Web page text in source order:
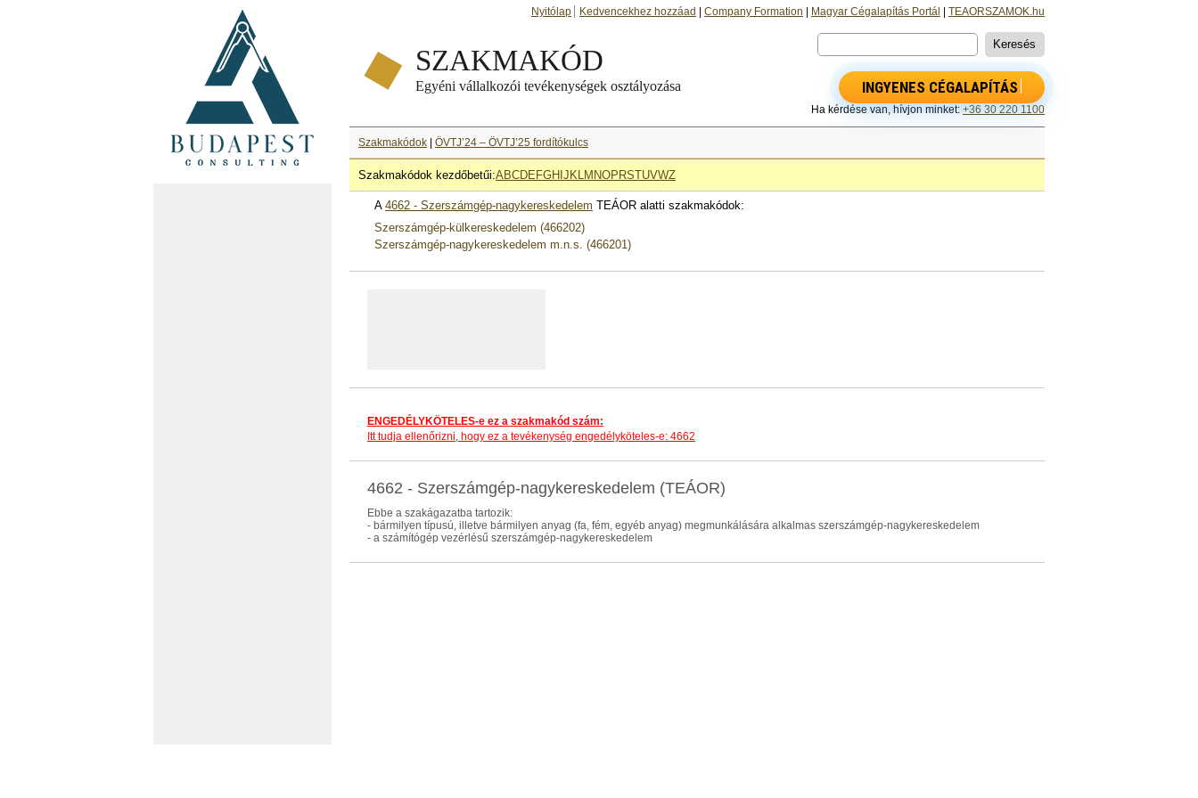
Nyitólap Kedvencekhez hozzáad Company Formation Magyar Cégalapítás Portál TEAORSZAMOK.hu
INGYENES CÉGALAPÍTÁS
Ha kérdése van, hívjon minket: +36 30 220 1100
Szakmakódok ÖVTJ’24 – ÖVTJ’25 fordítókulcs
Szakmakódok kezdőbetűi:ABCDE FGH J KLM NOP RSTUVWZ
A 4662 - Szerszámgép-nagykereskedelem TEÁOR alatti szakmakódok:
Szerszámgép-külkereskedelem (466202)
Szerszámgép-nagykereskedelem m.n.s. (466201)
ENGEDÉLYKÖTELES-e ez a szakmakód szám:
Itt tudja ellenőrizni, hogy ez a tevékenység engedélyköteles-e: 4662
4662 - Szerszámgép-nagykereskedelem (TEÁOR)
Ebbe a szakágazatba tartozik:
- bármilyen típusú, illetve bármilyen anyag (fa, fém, egyéb anyag) megmunkálására alkalmas szerszámgép-nagykereskedelem
- a számítógép vezérlésű szerszámgép-nagykereskedelem